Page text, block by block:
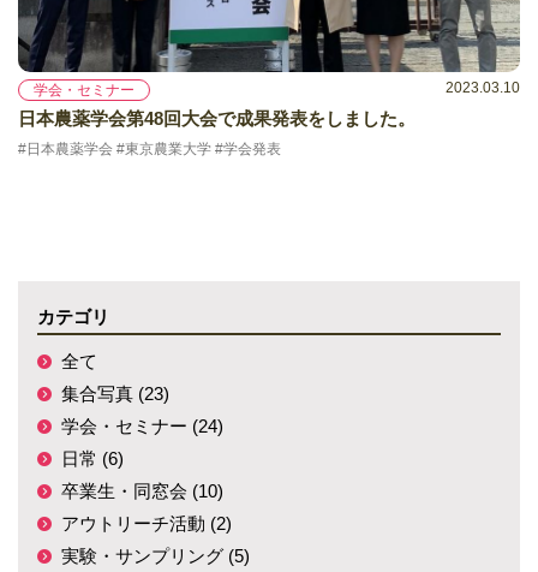
学会・セミナー 2023.03.10
日本農薬学会第48回大会で成果発表をしました。
#日本農薬学会 #東京農業大学 #学会発表
カテゴリ
全て
集合写真 (23)
学会・セミナー (24)
日常 (6)
卒業生・同窓会 (10)
アウトリーチ活動 (2)
実験・サンプリング (5)